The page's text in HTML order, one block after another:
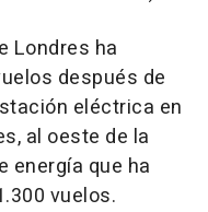
Londres ha
después de
eléctrica en
al oeste de la
energía que ha
vuelos.